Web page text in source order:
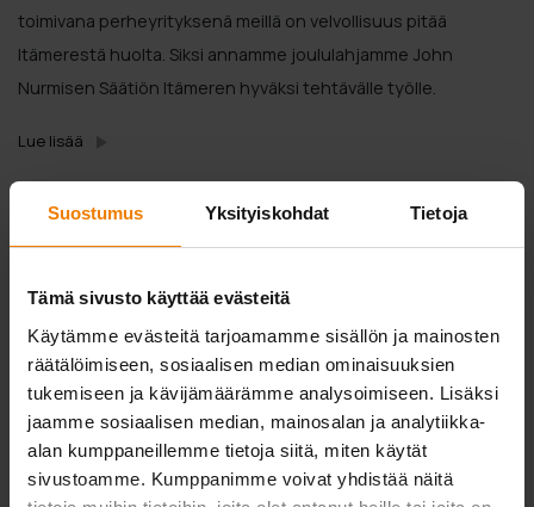
Suostumus Yksityiskohdat Tietoja
Tämä sivusto käyttää evästeitä
Käytämme evästeitä tarjoamamme sisällön ja mainosten
räätälöimiseen, sosiaalisen median ominaisuuksien
tukemiseen ja kävijämäärämme analysoimiseen. Lisäksi
jaamme sosiaalisen median, mainosalan ja analytiikka-
alan kumppaneillemme tietoja siitä, miten käytät
sivustoamme. Kumppanimme voivat yhdistää näitä
toimivana perheyrityksenä meillä on velvollisuus pitää
Itämerestä huolta. Siksi annamme joululahjamme John
Nurmisen Säätiön Itämeren hyväksi tehtävälle työlle.
Lue lisää